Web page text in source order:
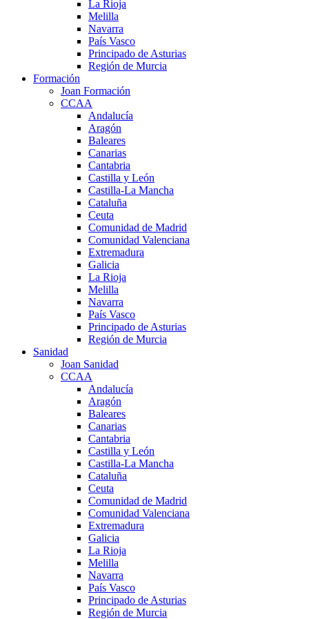
La Rioja
Melilla
Navarra
País Vasco
Principado de Asturias
Región de Murcia
Formación
Joan Formación
CCAA
Andalucía
Aragón
Baleares
Canarias
Cantabria
Castilla y León
Castilla-La Mancha
Cataluña
Ceuta
Comunidad de Madrid
Comunidad Valenciana
Extremadura
Galicia
La Rioja
Melilla
Navarra
País Vasco
Principado de Asturias
Región de Murcia
Sanidad
Joan Sanidad
CCAA
Andalucía
Aragón
Baleares
Canarias
Cantabria
Castilla y León
Castilla-La Mancha
Cataluña
Ceuta
Comunidad de Madrid
Comunidad Valenciana
Extremadura
Galicia
La Rioja
Melilla
Navarra
País Vasco
Principado de Asturias
Región de Murcia